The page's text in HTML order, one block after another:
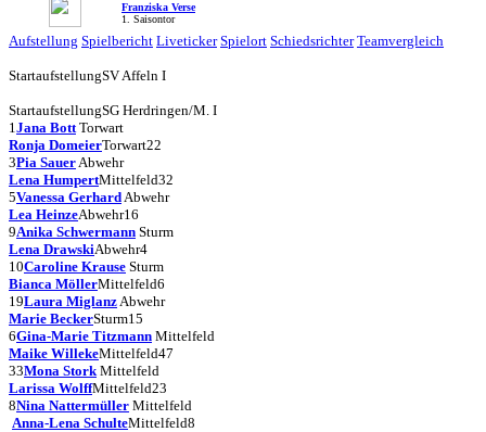
Franziska Verse
1. Saisontor
Aufstellung Spielbericht Liveticker Spielort Schiedsrichter Teamvergleich
StartaufstellungSV Affeln I
StartaufstellungSG Herdringen/M. I
1Jana Bott Torwart
Ronja DomeierTorwart22
3Pia SauerAbwehr
Lena HumpertMittelfeld32
5Vanessa GerhardAbwehr
Lea HeinzeAbwehr16
9Anika Schwermann Sturm
Lena DrawskiAbwehr4
10Caroline Krause Sturm
Bianca MöllerMittelfeld6
19Laura MiglanzAbwehr
Marie BeckerSturm15
6Gina-Marie Titzmann Mittelfeld
Maike WillekeMittelfeld47
33Mona Stork Mittelfeld
Larissa WolffMittelfeld23
8Nina Nattermüller Mittelfeld
Anna-Lena SchulteMittelfeld8